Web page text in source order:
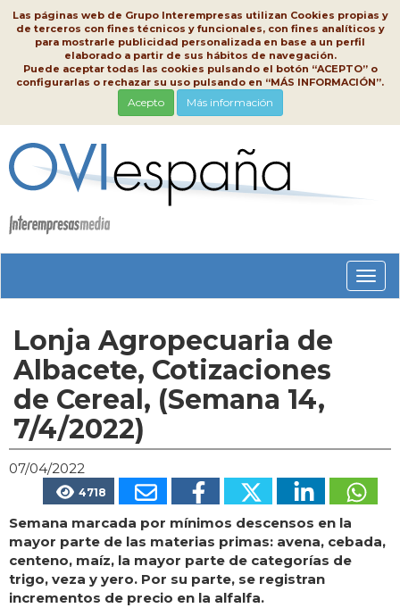
Las páginas web de Grupo Interempresas utilizan Cookies propias y
de terceros con fines técnicos y funcionales, con fines analíticos y
para mostrarle publicidad personalizada en base a un perfil
elaborado a partir de sus hábitos de navegación.
Puede aceptar todas las cookies pulsando el botón “ACEPTO” o
configurarlas o rechazar su uso pulsando en “MÁS INFORMACIÓN”.
Acepto Más información
Lonja Agropecuaria de
Albacete, Cotizaciones
de Cereal, (Semana 14,
7/4/2022)
07/04/2022
4718
Semana marcada por mínimos descensos en la
mayor parte de las materias primas: avena, cebada,
centeno, maíz, la mayor parte de categorías de
trigo, veza y yero. Por su parte, se registran
incrementos de precio en la alfalfa.